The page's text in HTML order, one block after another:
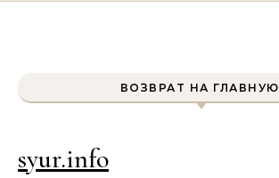
ВОЗВРАТ НА ГЛАВНУЮ
syur.info